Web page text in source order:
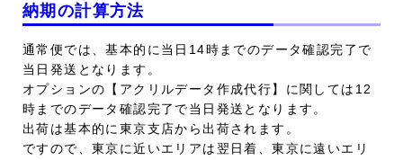
納期の計算方法
通常便では、基本的に当日14時までのデータ確認完了で
当日発送となります。
オプションの【アクリルデータ作成代行】に関しては12
時までのデータ確認完了で当日発送となります。
出荷は基本的に東京支店から出荷されます。
ですので、東京に近いエリアは翌日着、東京に遠いエリ